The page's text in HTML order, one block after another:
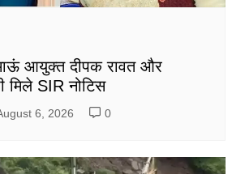
आयुक्त दीपक रावत और
मिले SIR नोटिस
6, 2026 0